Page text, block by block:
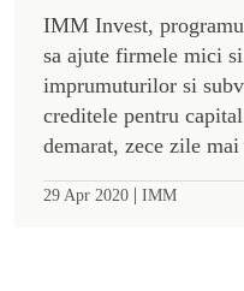
IMM Invest,
sa ajute firmele mici
imprumuturilor si
creditele pentru
demarat, zece zile
29 Apr 2020 | IMM